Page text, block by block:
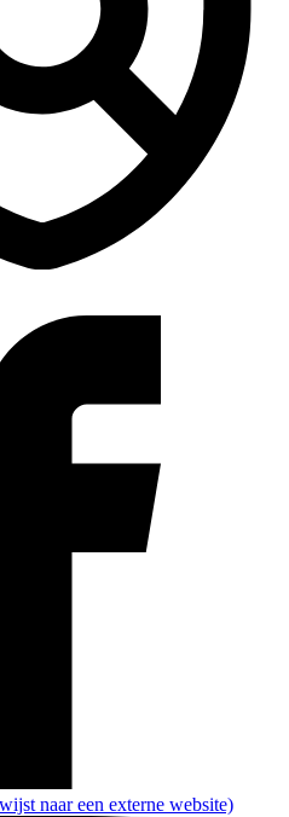
naar een externe website)